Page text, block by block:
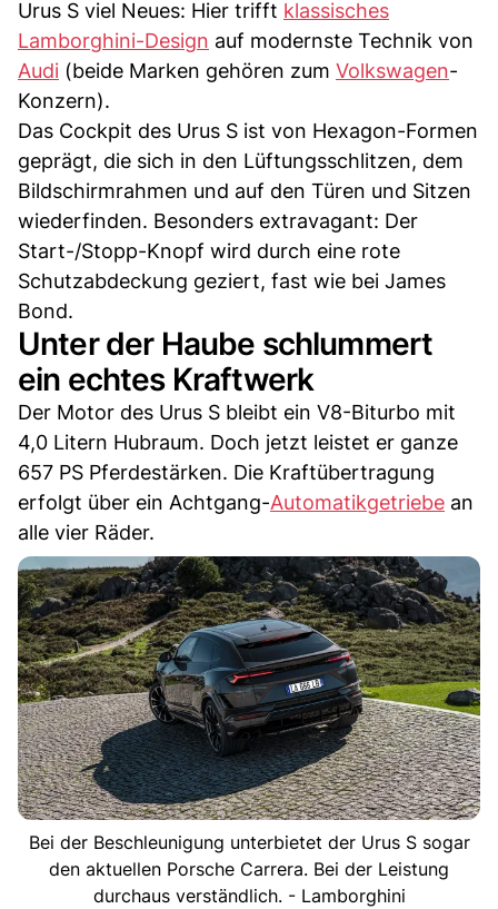
Urus S viel Neues: Hier trifft klassisches
Lamborghini-Design auf modernste Technik von
Audi (beide Marken gehören zum Volkswagen-
Konzern).
Das Cockpit des Urus S ist von Hexagon-Formen
geprägt, die sich in den Lüftungsschlitzen, dem
Bildschirmrahmen und auf den Türen und Sitzen
wiederfinden. Besonders extravagant: Der
Start-/Stopp-Knopf wird durch eine rote
Schutzabdeckung geziert, fast wie bei James
Bond.
Unter der Haube schlummert
ein echtes Kraftwerk
Der Motor des Urus S bleibt ein V8-Biturbo mit
4,0 Litern Hubraum. Doch jetzt leistet er ganze
657 PS Pferdestärken. Die Kraftübertragung
erfolgt über ein Achtgang-Automatikgetriebe an
alle vier Räder.
Bei der Beschleunigung unterbietet der Urus S sogar
den aktuellen Porsche Carrera. Bei der Leistung
durchaus verständlich. - Lamborghini